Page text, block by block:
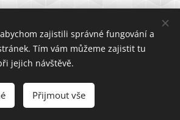
Obrázky poskytlPexels
Cookies
zajistili správné fungování a
Tím vám můžeme zajistit tu
jejich návštěvě.
Přijmout vše